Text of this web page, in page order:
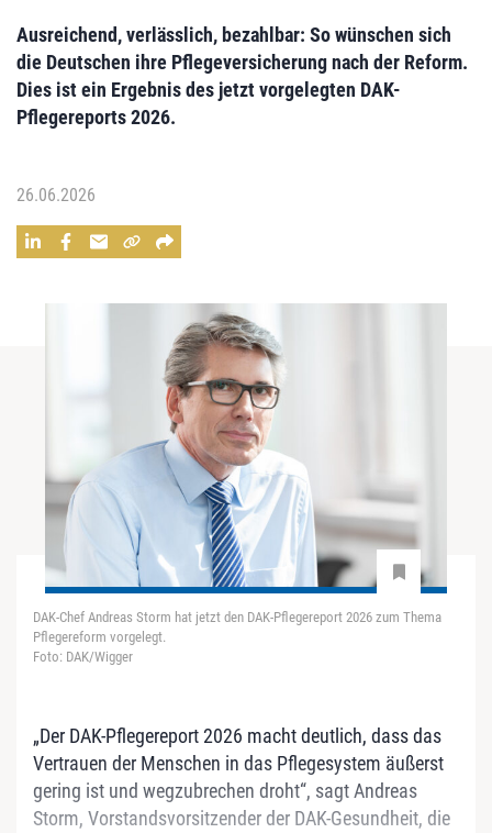
Ausreichend, verlässlich, bezahlbar: So wünschen sich
die Deutschen ihre Pflegeversicherung nach der Reform.
Dies ist ein Ergebnis des jetzt vorgelegten DAK-
Pflegereports 2026.
26.06.2026
DAK-Chef Andreas Storm hat jetzt den DAK-Pflegereport 2026 zum Thema
Pflegereform vorgelegt.
Foto: DAK/Wigger
„Der DAK-Pflegereport 2026 macht deutlich, dass das
Vertrauen der Menschen in das Pflegesystem äußerst
gering ist und wegzubrechen droht“, sagt Andreas
Storm, Vorstandsvorsitzender der DAK-Gesundheit, die